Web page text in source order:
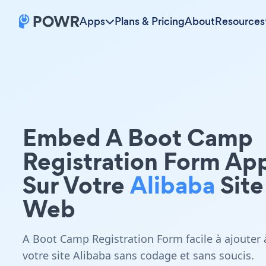
Apps Plans & PricingAboutResources
Embed A Boot Camp
Registration Form
Sur VotreAlibabaSite
Web
A Boot Camp Registration Form facile à ajouter
votre site Alibaba sans codage et sans soucis.